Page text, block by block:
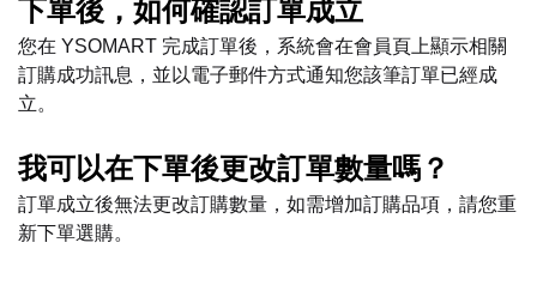
下單後，如何確認訂單成立
您在 YSOMART 完成訂單後，系統會在會員頁上顯示相關
訂購成功訊息，並以電子郵件方式通知您該筆訂單已經成
立。
我可以在下單後更改訂單數量嗎？
訂單成立後無法更改訂購數量，如需增加訂購品項，請您重
新下單選購。